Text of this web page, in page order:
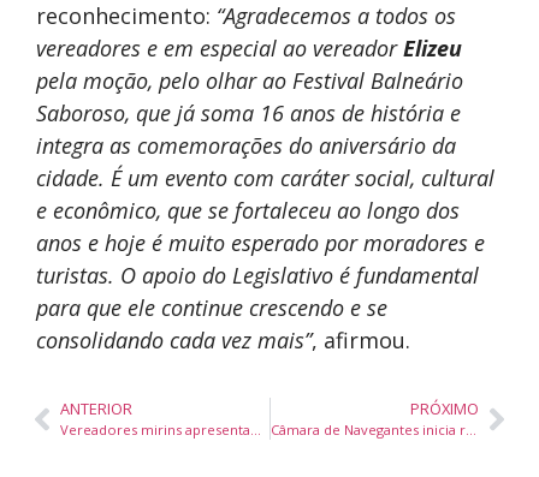
reconhecimento: “Agradecemos a todos os
vereadores e em especial ao vereadorElizeu
pela moção, pelo olhar ao Festival Balneário
Saboroso, que já soma 16 anos de história e
integra as comemorações do aniversário da
cidade. É um evento com caráter social, cultural
e econômico, que se fortaleceu ao longo dos
anos e hoje é muito esperado por moradores e
turistas. O apoio do Legislativo é fundamental
para que ele continue crescendo e se
consolidando cada vez mais”, afirmou.
ANTERIOR
Vereadores mirins apresentam 18 indicações na sessão de setembro em Balneário Camboriú
PRÓXIMO
Câmara de Navegantes inicia reforma de R$ 690 mil para modernizar sede e ampliar atendimento à comunidade